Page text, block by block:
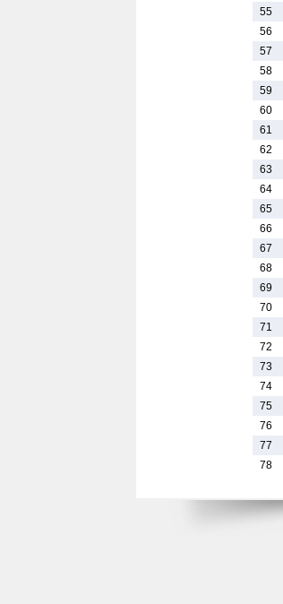
55
56
57
58
59
60
61
62
63
64
65
66
67
68
69
70
71
72
73
74
75
76
77
78